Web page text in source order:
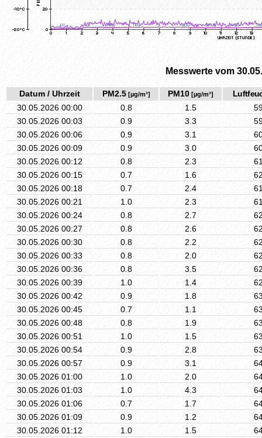
Messwerte vom
Datum / Uhrzeit PM2.5[µg/m³] PM10 [µg/m³]
30.05.2026 00:00
0.8 1.5
30.05.2026 00:03
0.9 3.3
30.05.2026 00:06
0.9 3.1
30.05.2026 00:09
0.9 3.0
30.05.2026 00:12
0.8 2.3
30.05.2026 00:15
0.7 1.6
30.05.2026 00:18
0.7 2.4
30.05.2026 00:21
1.0 2.3
30.05.2026 00:24
0.8 2.7
30.05.2026 00:27
0.8 2.6
30.05.2026 00:30
0.8 2.2
30.05.2026 00:33
0.8 2.0
30.05.2026 00:36
0.8 3.5
30.05.2026 00:39
1.0 1.4
30.05.2026 00:42
0.9 1.8
30.05.2026 00:45
0.7 1.1
30.05.2026 00:48
0.8 1.9
30.05.2026 00:51
1.0 1.5
30.05.2026 00:54
0.9 2.8
30.05.2026 00:57
0.9 3.1
30.05.2026 01:00
1.0 2.0
30.05.2026 01:03
1.0 4.3
30.05.2026 01:06
0.7 1.7
30.05.2026 01:09
0.9 1.2
30.05.2026 01:12
1.0 1.5